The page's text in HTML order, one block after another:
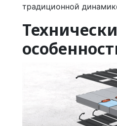
традиционной